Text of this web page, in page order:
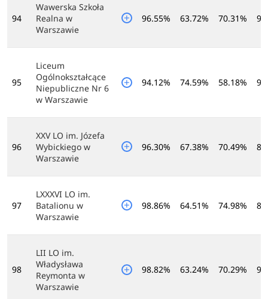
94
Wawerska Szkoła
Realna w
Warszawie
96.55% 63.72% 70.31%
95
Liceum
Ogólnokształcące
Niepubliczne Nr 6
w Warszawie
94.12% 74.59% 58.18%
96
XXV LO im. Józefa
Wybickiego w
Warszawie
96.30% 67.38% 70.49%
97
LXXXVI LO im.
Batalionu w
Warszawie
98.86% 64.51% 74.98%
98
LII LO im.
Władysława
Reymonta w
Warszawie
98.82% 63.24% 70.29%